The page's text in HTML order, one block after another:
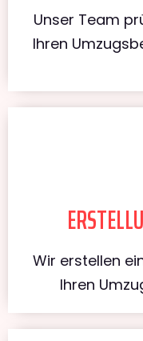
Unser Team
Ihren
Wir erstellen
Ihren